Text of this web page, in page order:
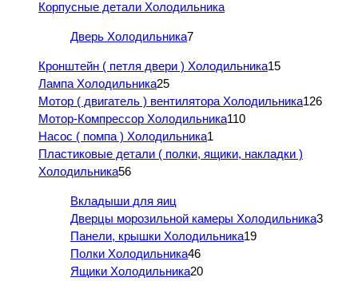
Корпусные детали Холодильника
Дверь Холодильника7
Кронштейн ( петля двери ) Холодильника15
Лампа Холодильника25
Мотор ( двигатель ) вентилятора Холодильника126
Мотор-Компрессор Холодильника110
Насос ( помпа ) Холодильника1
Пластиковые детали ( полки, ящики, накладки )
Холодильника56
Вкладыши для яиц
Дверцы морозильной камеры Холодильника3
Панели, крышки Холодильника19
Полки Холодильника46
Ящики Холодильника20